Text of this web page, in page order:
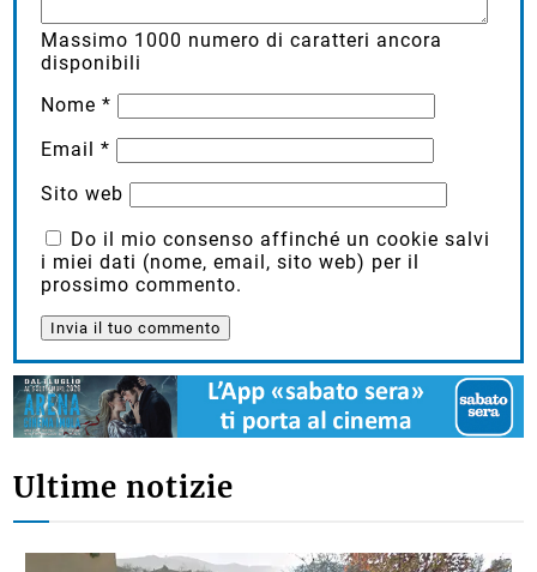
Massimo 1000 numero di caratteri ancora
disponibili
Nome*
Email*
Sito web
Do il mio consenso affinché un cookie salvi
i miei dati (nome, email, sito web) per il
prossimo commento.
Ultime notizie